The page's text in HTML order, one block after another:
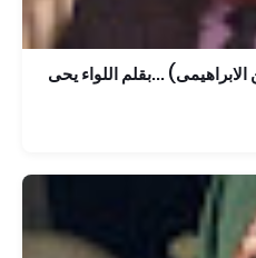
...بقلم اللواء يحى